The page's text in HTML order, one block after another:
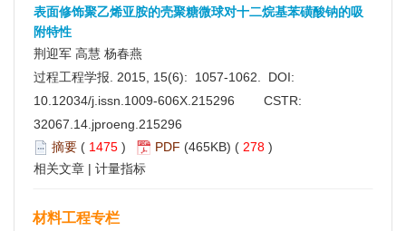
表面修饰聚乙烯亚胺的壳聚糖微球对十二烷基苯磺酸钠的吸
附特性
荆迎军 高慧 杨春燕
过程工程学报. 2015, 15(6): 1057-1062. DOI:
10.12034/j.issn.1009-606X.215296
CSTR:
32067.14.jproeng.215296
摘要 ( 1475 ) PDF (465KB) ( 278 )
相关文章 | 计量指标
材料工程专栏